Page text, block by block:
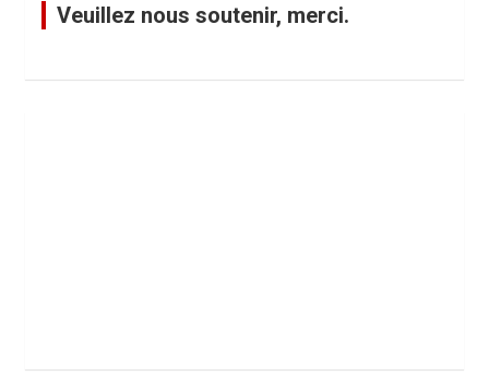
Veuillez nous soutenir, merci.